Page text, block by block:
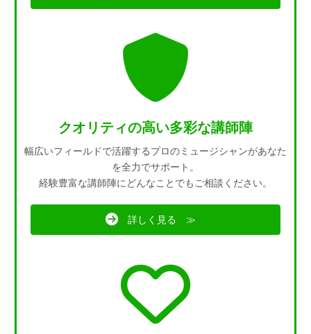
クオリティの高い多彩な講師陣
幅広いフィールドで活躍するプロのミュージシャンがあなた
を全力でサポート。
経験豊富な講師陣にどんなことでもご相談ください。
詳しく見る ≫